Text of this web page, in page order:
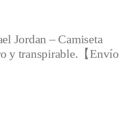
Jordan – Camiseta
y transpirable.【Envío